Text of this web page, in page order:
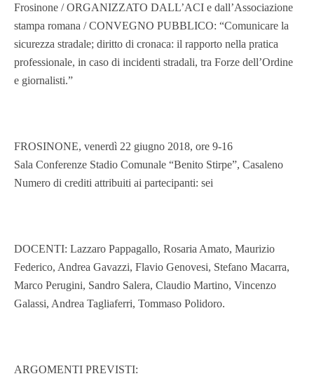
Frosinone / ORGANIZZATO DALL’ACI e dall’Associazione
stampa romana / CONVEGNO PUBBLICO: “Comunicare la
sicurezza stradale; diritto di cronaca: il rapporto nella pratica
professionale, in caso di incidenti stradali, tra Forze dell’Ordine
e giornalisti.”
FROSINONE, venerdì 22 giugno 2018, ore 9-16
Sala Conferenze Stadio Comunale “Benito Stirpe”, Casaleno
Numero di crediti attribuiti ai partecipanti: sei
DOCENTI: Lazzaro Pappagallo, Rosaria Amato, Maurizio
Federico, Andrea Gavazzi, Flavio Genovesi, Stefano Macarra,
Marco Perugini, Sandro Salera, Claudio Martino, Vincenzo
Galassi, Andrea Tagliaferri, Tommaso Polidoro.
ARGOMENTI PREVISTI: